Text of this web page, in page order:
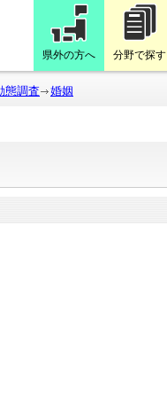
県外の方へ 分野で探す
態調査 婚姻